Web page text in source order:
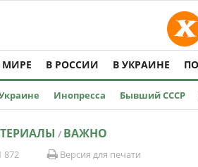
МИРЕ В РОССИИ В УКРАИНЕ
Инопресса Бывший СССР
/ ВАЖНО
872 Версия для печати